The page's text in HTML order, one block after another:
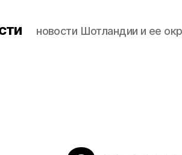
новости Шотландии и ее